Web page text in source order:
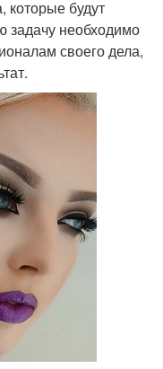
которые будут
задачу необходимо
своего дела,